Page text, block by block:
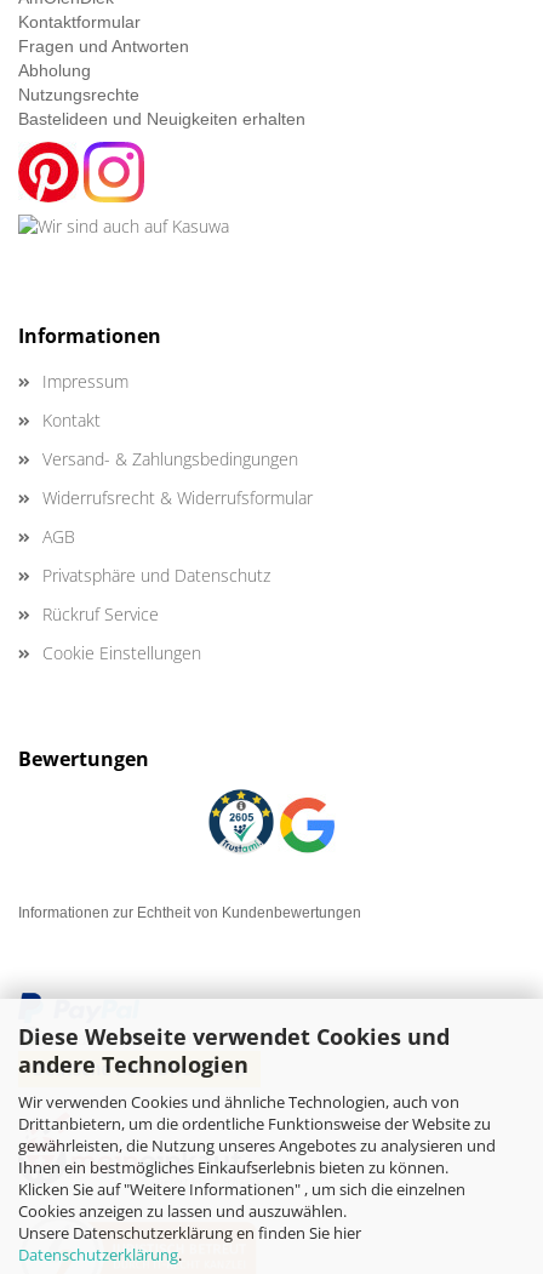
Diese Webseite verwendet Cookies und
andere Technologien
Wir verwenden Cookies und ähnliche Technologien, auch von
Drittanbietern, um die ordentliche Funktionsweise der Website zu
gewährleisten, die Nutzung unseres Angebotes zu analysieren und
Ihnen ein bestmögliches Einkaufserlebnis bieten zu können.
Klicken Sie auf "Weitere Informationen" , um sich die einzelnen
Cookies anzeigen zu lassen und auszuwählen.
Unsere Datenschutzerklärung en finden Sie hier
Datenschutzerklärung.
Kontaktformular
Fragen und Antworten
Abholung
Nutzungsrechte
Bastelideen und Neuigkeiten erhalten
Informationen
Impressum
Kontakt
Versand- & Zahlungsbedingungen
Widerrufsrecht & Widerrufsformular
AGB
Privatsphäre und Datenschutz
Rückruf Service
Cookie Einstellungen
Bewertungen
Informationen zur Echtheit von Kundenbewertungen